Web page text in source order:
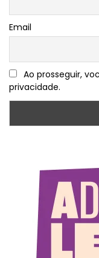
Email
Ao prosseguir,
privacidade.